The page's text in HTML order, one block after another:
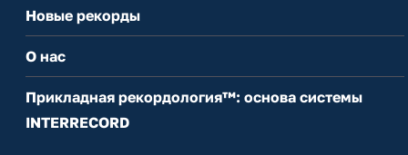
Новые рекорды
О нас
Прикладная рекордология™: основа системы
INTERRECORD